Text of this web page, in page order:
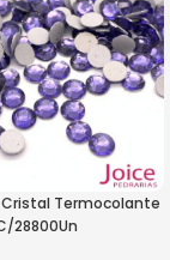
Cristal Termocolante
28800Un